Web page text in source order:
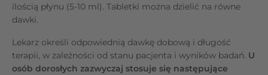
ilością płynu (5-10 ml). Tabletki można dzielić na równe
dawki.
Lekarz określi odpowiednią dawkę dobową i długość
terapii, w zależności od stanu pacjenta i wyników badań. U
osób dorosłych zazwyczaj stosuje się następujące